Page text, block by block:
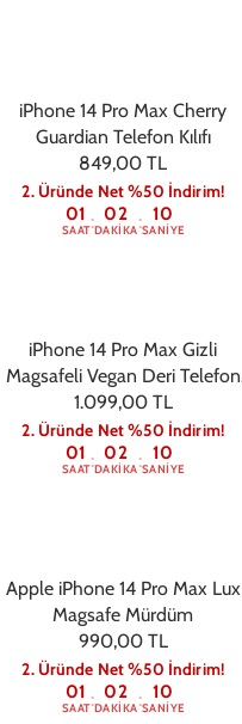
iPhone 14 Pro Max Cherry
Guardian Telefon Kılıfı
849,00 TL
2. Üründe Net %50 İndirim!
01
SAAT: 02
DAKIKA: 09
SANIYE
iPhone 14 Pro Max Gizli
Magsafeli Vegan Deri Telefon
Kılıfı - Kahve
1.099,00 TL
2. Üründe Net %50 İndirim!
01
SAAT: 02
DAKIKA: 09
SANIYE
Apple iPhone 14 Pro Max Lux
Magsafe Mürdüm
990,00 TL
2. Üründe Net %50 İndirim!
01
SAAT: 02
DAKIKA: 09
SANIYE